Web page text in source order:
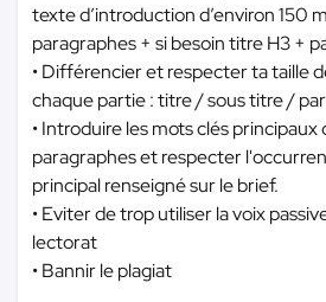
texte d’introduction d’environ 150
paragraphes + si besoin titre H3 +
• Différencier et respecter ta taille
chaque partie : titre / sous titre /
• Introduire les mots clés principaux
paragraphes et respecter
principal renseigné sur le brief.
• Eviter de trop utiliser la voix
lectorat
• Bannir le plagiat